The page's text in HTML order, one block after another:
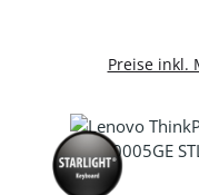
Preise inkl.